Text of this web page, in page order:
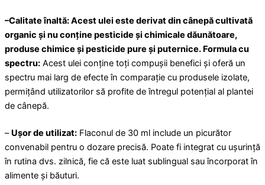
–Calitate înaltă:Acest ulei este derivat din cânepă cultivată
organic și nu conține pesticide și chimicale dăunătoare,
produse chimice și pesticide pure și puternice. Formula cu
spectru: Acest ulei conține toți compușii benefici și oferă un
spectru mai larg de efecte în comparație cu produsele izolate,
permițând utilizatorilor să profite de întregul potențial al plantei
de cânepă.
– Ușor de utilizat: Flaconul de 30 ml include un picurător
convenabil pentru o dozare precisă. Poate fi integrat cu ușurință
în rutina dvs. zilnică, fie că este luat sublingual sau încorporat în
alimente și băuturi.